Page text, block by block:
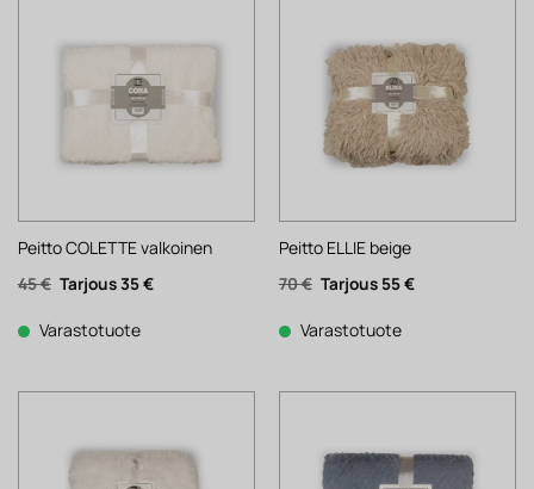
Peitto COLETTE valkoinen
45€ Alkuperäinen
hinta
45 €.
35€Nykyinen
Varastotuote
Peitto ELLIE beige
70€ Alkuperäinen
hinta
70 €.
55€Nykyinen
Varastotuote